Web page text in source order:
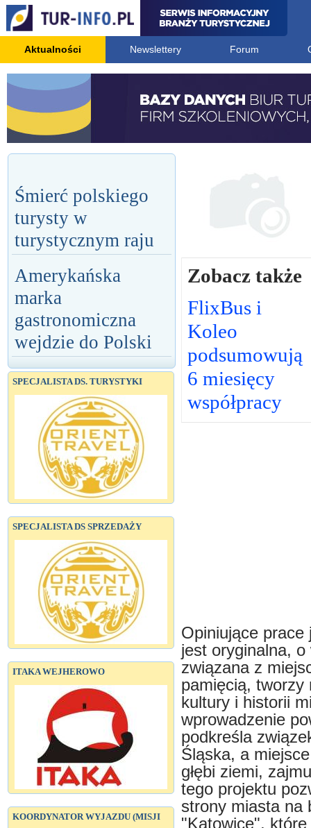
Aktualności Newslettery Forum
Śmierć polskiego
turysty w
turystycznym raju
Amerykańska
marka
gastronomiczna
wejdzie do Polski
SPECJALISTA DS. TURYSTYKI
SPECJALISTA DS SPRZEDAŻY
ITAKA WEJHEROWO
KOORDYNATOR WYJAZDU (MISJI
Zobacz także
FlixBus i
Koleo
podsumowują
6 miesięcy
współpracy
Opiniujące prace
jest oryginalna,
związana z
pamięcią, tworzy
kultury i historii
wprowadzenie
podkreśla
Śląska, a
głębi ziemi,
tego projektu
strony miasta na
"Katowice",